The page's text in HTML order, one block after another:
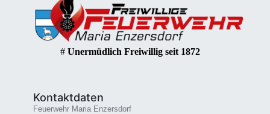
# Unermüdlich Freiwillig seit 1872
Kontaktdaten
Feuerwehr Maria Enzersdorf